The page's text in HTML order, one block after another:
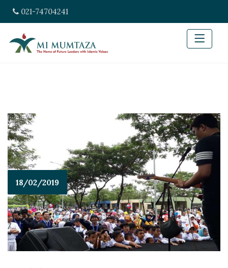
021-74704241
18/02/2019